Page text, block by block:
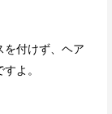
を付けず、ヘア
よ。